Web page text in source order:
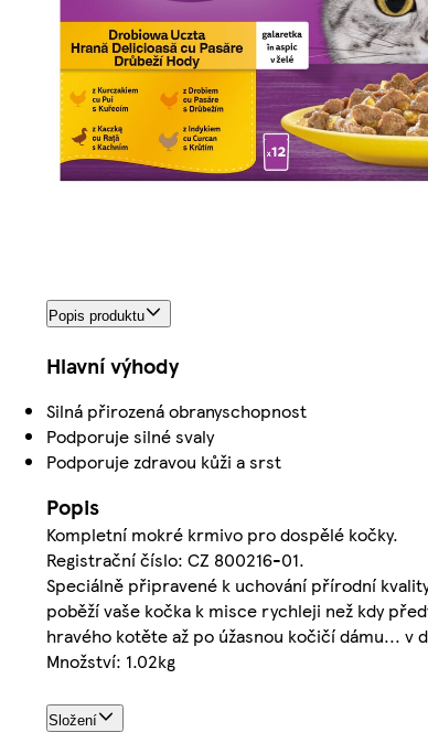
Popis produktu
Hlavní výhody
Silná přirozená obranyschopnost
Podporuje silné svaly
Podporuje zdravou kůži a srst
Popis
Kompletní mokré krmivo pro dospělé kočky.
Registrační číslo: CZ 800216-01.
Speciálně připravené k uchování přírodní
poběží vaše kočka k misce rychleji než kdy
hravého kotěte až po úžasnou kočičí dámu... v
Množství: 1.02kg
Složení